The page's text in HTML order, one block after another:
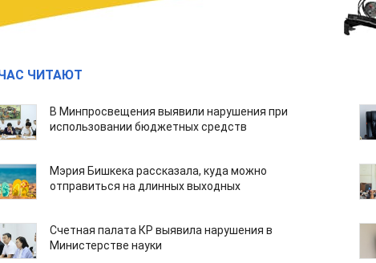
ЧИТАЮТ
В Минпросвещения выявили нарушения при
использовании бюджетных средств
Мэрия Бишкека рассказала, куда можно
отправиться на длинных выходных
Счетная палата КР выявила нарушения в
Министерстве науки